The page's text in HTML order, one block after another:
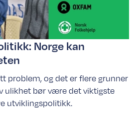
Norge kan
problem, og det er flere grunner
ulikhet bør være det viktigste
utviklingspolitikk.